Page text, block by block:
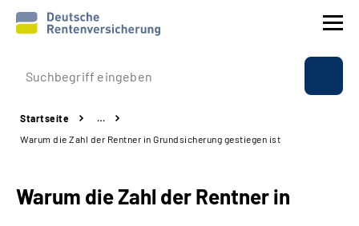
Prävention
Reha
Startseite
…
Warum die Zahl der Rentner in Grundsicherung gestiegen ist
Warum die Zahl der Rentner in